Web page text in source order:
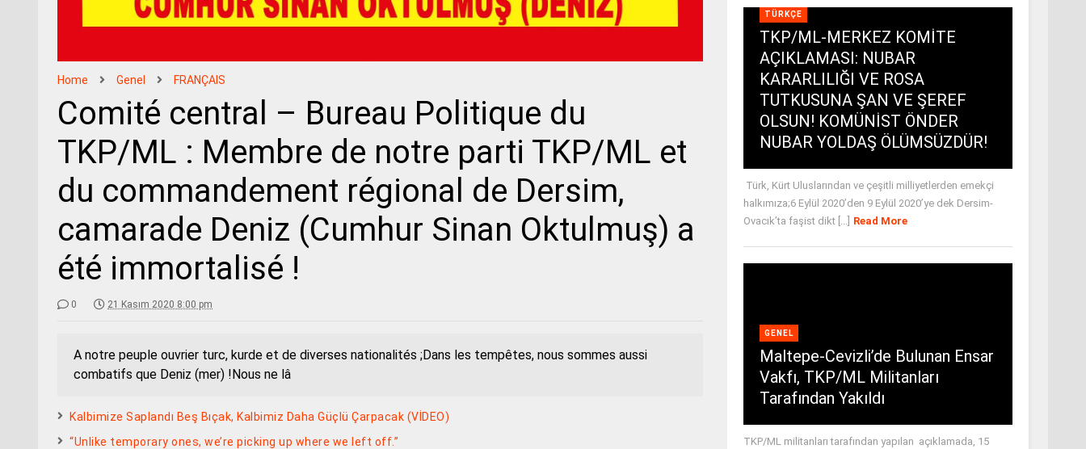
Home Genel FRANÇAIS
Comité central – Bureau Politique du
TKP/ML : Membre de notre parti TKP/ML et
du commandement régional de Dersim,
camarade Deniz (Cumhur Sinan Oktulmuş) a
été immortalisé !
0 21 Kasım 2020 8:00 pm
A notre peuple ouvrier turc, kurde et de diverses nationalités ;Dans les tempêtes, nous sommes aussi
combatifs que Deniz (mer) !Nous ne lâ
Kalbimize Saplandı Beş Bıçak, Kalbimiz Daha Güçlü Çarpacak (VİDEO)
“Unlike temporary ones, we’re picking up where we left off.”
TÜRKÇE
TKP/ML-MERKEZ KOMİTE
AÇIKLAMASI: NUBAR
KARARLILIĞI VE ROSA
TUTKUSUNA ŞAN VE ŞEREF
OLSUN! KOMÜNİST ÖNDER
NUBAR YOLDAŞ ÖLÜMSÜZDÜR!
Türk, Kürt Uluslarından ve çeşitli milliyetlerden emekçi
halkımıza;6 Eylül 2020’den 9 Eylül 2020’ye dek Dersim-
Ovacık’ta faşist dikt [...] Read More
GENEL
Maltepe-Cevizli’de Bulunan Ensar
Vakfı, TKP/ML Militanları
Tarafından Yakıldı
TKP/ML militanları tarafından yapılan açıklamada, 15